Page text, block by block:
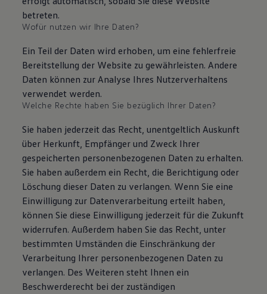
Fahrzeugabholung ab Werk
Uptime
betreten.
Wofür nutzen wir Ihre Daten?
Ein Teil der Daten wird erhoben, um eine fehlerfreie
Bereitstellung der Website zu gewährleisten. Andere
Daten können zur Analyse Ihres Nutzerverhaltens
verwendet werden.
Welche Rechte haben Sie bezüglich Ihrer Daten?
Sie haben jederzeit das Recht, unentgeltlich Auskunft
über Herkunft, Empfänger und Zweck Ihrer
gespeicherten personenbezogenen Daten zu erhalten.
Sie haben außerdem ein Recht, die Berichtigung oder
Löschung dieser Daten zu verlangen. Wenn Sie eine
Einwilligung zur Datenverarbeitung erteilt haben,
können Sie diese Einwilligung jederzeit für die Zukunft
widerrufen. Außerdem haben Sie das Recht, unter
bestimmten Umständen die Einschränkung der
Verarbeitung Ihrer personenbezogenen Daten zu
verlangen. Des Weiteren steht Ihnen ein
Beschwerderecht bei der zuständigen